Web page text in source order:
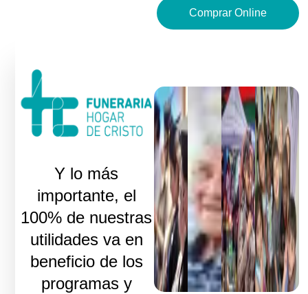
Comprar Online
Y lo más
importante, el
100% de nuestras
utilidades va en
beneficio de los
programas y